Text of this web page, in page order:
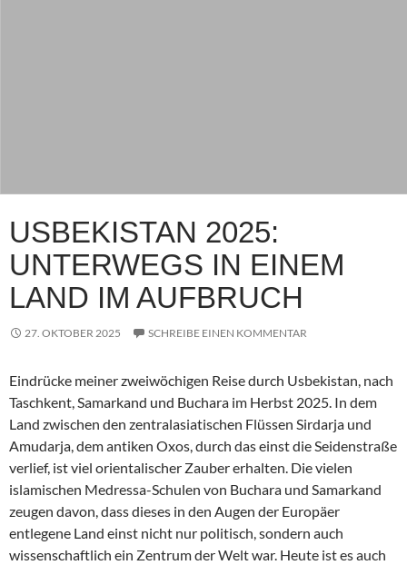
USBEKISTAN 2025:
UNTERWEGS IN EINEM
LAND IM AUFBRUCH
27. OKTOBER 2025 SCHREIBE EINEN KOMMENTAR
Eindrücke meiner zweiwöchigen Reise durch Usbekistan, nach
Taschkent, Samarkand und Buchara im Herbst 2025. In dem
Land zwischen den zentralasiatischen Flüssen Sirdarja und
Amudarja, dem antiken Oxos, durch das einst die Seidenstraße
verlief, ist viel orientalischer Zauber erhalten. Die vielen
islamischen Medressa-Schulen von Buchara und Samarkand
zeugen davon, dass dieses in den Augen der Europäer
entlegene Land einst nicht nur politisch, sondern auch
wissenschaftlich ein Zentrum der Welt war. Heute ist es auch